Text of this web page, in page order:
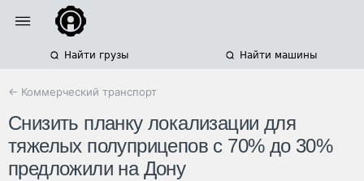
Найти грузы Найти машины
← Коммерческий транспорт
Снизить планку локализации для
тяжелых полуприцепов с 70% до 30%
предложили на Дону